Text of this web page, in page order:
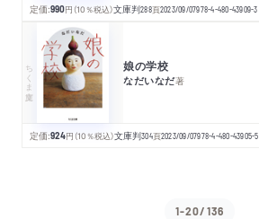
定価:990円 （10％税込）文庫判288頁2023/09/07978-4-480-43909-3
ちくま文庫 娘の学校
なだいなだ著
定価:924円 （10％税込）文庫判304頁2023/09/07978-4-480-43905-5
1-20/136